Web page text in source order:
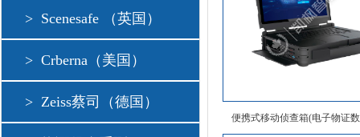
> Scenesafe （英国）
> Crberna（美国）
> Zeiss蔡司（德国）
便携式移动侦查箱(电子物证